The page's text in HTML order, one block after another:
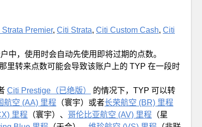
Strata Premier, Citi Strata, Citi Custom Cash, Citi
中，使用时会自动先使用即将过期的点数。
里转来点数可能会导致该账户上的 TYP 在一段时
Citi Prestige（已绝版）
的情况下，TYP 可以转
航空 (AA) 里程 （寰宇）或者长荣航空 (BR) 里程
里程 （寰宇）、 哥伦比亚航空 (AV) 里程 （星